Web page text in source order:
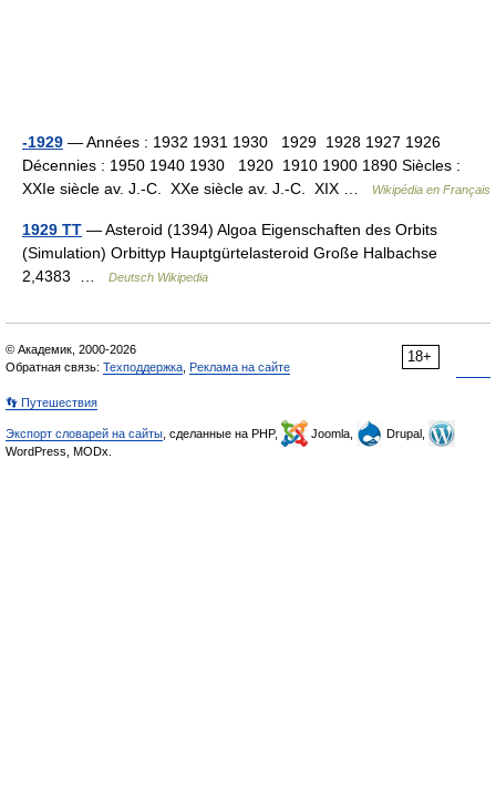
-1929 — Années : 1932 1931 1930 1929 1928 1927 1926
Décennies : 1950 1940 1930 1920 1910 1900 1890 Siècles :
XXIe siècle av. J.‑C. XXe siècle av. J.‑C. XIX …
Wikipédia en Français
1929 TT — Asteroid (1394) Algoa Eigenschaften des Orbits
(Simulation) Orbittyp Hauptgürtelasteroid Große Halbachse
2,4383 …
Deutsch Wikipedia
18+
© Академик, 2000-2026
Обратная связь: Техподдержка Реклама на сайте
👣 Путешествия
Экспорт словарей на сайты , сделанные на PHP, Joomla,
Drupal,
WordPress, MODx.